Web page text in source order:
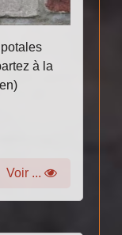
à la
Voir ...